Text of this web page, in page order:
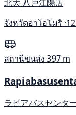
北大 八戸江陽店
จังหวัดอาโอโมริ ·
สถานีขนส่ง 397 m
ラピアバスセンタ